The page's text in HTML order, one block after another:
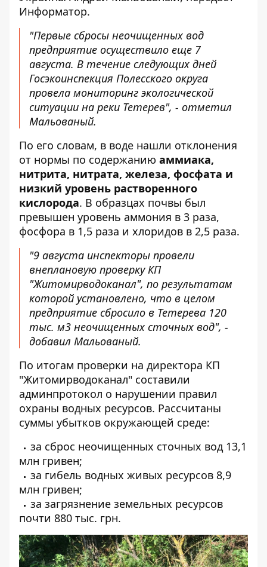
Информатор.
"Первые сбросы неочищенных вод
предприятие осуществило еще 7
августа. В течение следующих дней
Госэкоинспекция Полесского округа
провела мониторинг экологической
ситуации на реки Тетерев", - отметил
Мальованый.
По его словам, в воде нашли отклонения
от нормы по содержанию аммиака,
нитрита, нитрата, железа, фосфата и
низкий уровень растворенного
кислорода. В образцах почвы был
превышен уровень аммония в 3 раза,
фосфора в 1,5 раза и хлоридов в 2,5 раза.
"9 августа инспекторы провели
внеплановую проверку КП
"Житомирводоканал", по результатам
которой установлено, что в целом
предприятие сбросило в Тетерева 120
тыс. м3 неочищенных сточных вод", -
добавил Мальованый.
По итогам проверки на директора КП
"Житомирводоканал" составили
админпротокол о нарушении правил
охраны водных ресурсов. Рассчитаны
суммы убытков окружающей среде:
за сброс неочищенных сточных вод 13,1
млн гривен;
за гибель водных живых ресурсов 8,9
млн гривен;
за загрязнение земельных ресурсов
почти 880 тыс. грн.